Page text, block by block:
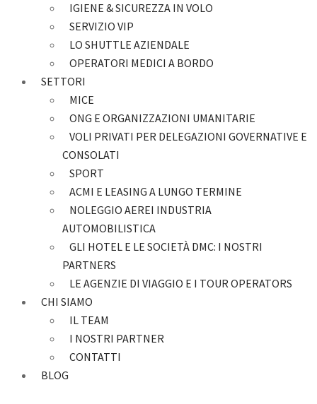
IGIENE & SICUREZZA IN VOLO
SERVIZIO VIP
LO SHUTTLE AZIENDALE
OPERATORI MEDICI A BORDO
SETTORI
MICE
ONG E ORGANIZZAZIONI UMANITARIE
VOLI PRIVATI PER DELEGAZIONI GOVERNATIVE E
CONSOLATI
SPORT
ACMI E LEASING A LUNGO TERMINE
NOLEGGIO AEREI INDUSTRIA
AUTOMOBILISTICA
GLI HOTEL E LE SOCIETÀ DMC: I NOSTRI
PARTNERS
LE AGENZIE DI VIAGGIO E I TOUR OPERATORS
CHI SIAMO
IL TEAM
I NOSTRI PARTNER
CONTATTI
BLOG